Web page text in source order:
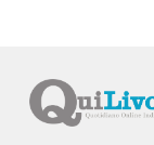
V
a